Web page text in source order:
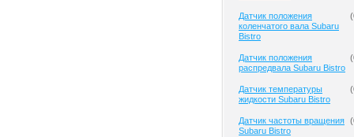
Датчик положения
коленчатого вала Subaru
Bistro
(
Датчик положения
распредвала Subaru Bistro
(
Датчик температуры
жидкости Subaru Bistro
(
Датчик частоты вращения
Subaru Bistro
(